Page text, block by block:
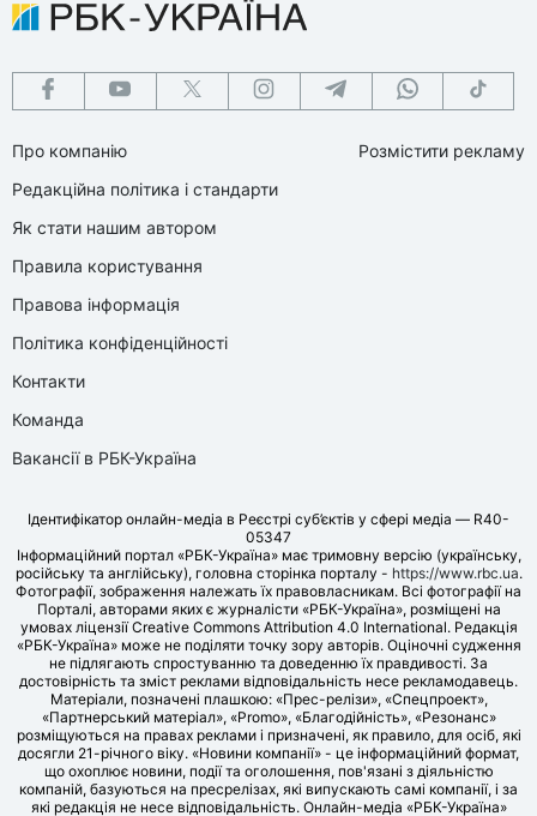
Про компанію
Редакційна політика і стандарти
Як стати нашим автором
Правила користування
Правова інформація
Політика конфіденційності
Контакти
Команда
Вакансії в РБК-Україна
Розмістити рекламу
Ідентифікатор онлайн-медіа в Реєстрі суб’єктів у сфері медіа — R40-
05347
Інформаційний портал «РБК-Україна» має тримовну версію (українську,
російську та англійську), головна сторінка порталу - https://www.rbc.ua.
Фотографії, зображення належать їх правовласникам. Всі фотографії на
Порталі, авторами яких є журналісти «РБК-Україна», розміщені на
умовах ліцензії Creative Commons Attribution 4.0 International. Редакція
«РБК-Україна» може не поділяти точку зору авторів. Оціночні судження
не підлягають спростуванню та доведенню їх правдивості. За
достовірність та зміст реклами відповідальність несе рекламодавець.
Матеріали, позначені плашкою: «Прес-релізи», «Спецпроект»,
«Партнерський матеріал», «Promo», «Благодійність», «Резонанс»
розміщуються на правах реклами і призначені, як правило, для осіб, які
досягли 21-річного віку. «Новини компанії» - це інформаційний формат,
що охоплює новини, події та оголошення, пов'язані з діяльністю
компаній, базуються на пресрелізах, які випускають самі компанії, і за
які редакція не несе відповідальність. Онлайн-медіа «РБК-Україна»